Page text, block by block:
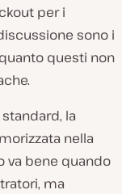
per i
sono i
questi non
la
nella
va bene quando
ma